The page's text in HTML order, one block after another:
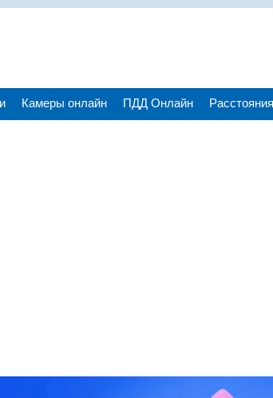
Камеры онлайн ПДД Онлайн Расстояния